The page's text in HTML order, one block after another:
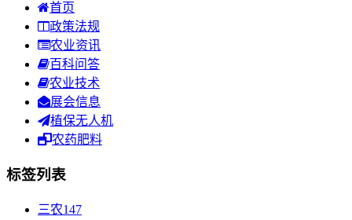
首页
政策法规
农业资讯
百科问答
农业技术
展会信息
植保无人机
农药肥料
标签列表
三农147